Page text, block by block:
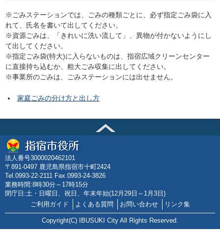
※ごみステーションでは、ごみの種類ごとに、必ず指定ごみ袋に入
れて、氏名を書いて出してください。
※資源ごみは、「きれいに洗い流して」、異物が付かないようにし
て出してください。
※指定ごみ袋(特大)に入らないものは、指宿広域クリーンセンター
に直接持ち込むか、粗大ごみ収集に出してください。
※事業所のごみは、ごみステーションには出せません。
家庭ごみの分け方と出し方
法人番号3000020462101
〒891-0497 鹿児島県指宿市十町2424
Tel.0993-22-2111 Fax.0993-24-3826
業務時間:8時30分～17時15分
閉庁日:土・日曜日、祝日、年末年始(12月29日～1月3日)
ご利用ガイド
よくある質問 お問い合わせ リンク集
Copyright(C) IBUSUKI City All Rights Reserved.